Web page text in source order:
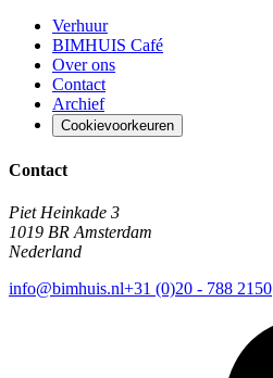
Verhuur
BIMHUIS Café
Over ons
Contact
Archief
Cookievoorkeuren
Contact
Piet Heinkade 3
1019 BR Amsterdam
Nederland
info@bimhuis.nl+31 (0)20 - 788 2150